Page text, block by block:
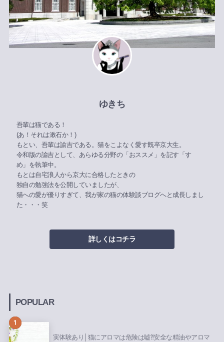
ゆきち
吾輩は猫である！
(あ！それは漱石か！)
もとい、吾輩は諭吉である。猫をこよなく愛す既卒京大生。
令和版の諭吉として、あらゆる分野の「おススメ」を記す「すゝ
め」を執筆中。
もとは自宅浪人から京大に合格したときの
独自の勉強法を公開していましたが、
猫への愛が優りすぎて、我が家の猫の体験談ブログへと成長しまし
た・・・笑
詳しくはコチラ
POPULAR
1
実体験あり│猫にアロマは危険は嘘⁈安全な精油やアロマ